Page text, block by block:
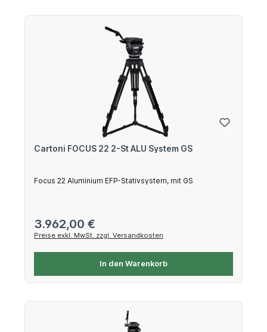
Cartoni FOCUS 22 2-St ALU System GS
Focus 22 Aluminium EFP-Stativsystem, mit GS
Regulärer Preis:
3.962,00 €
Preise exkl. MwSt. zzgl. Versandkosten
In den Warenkorb